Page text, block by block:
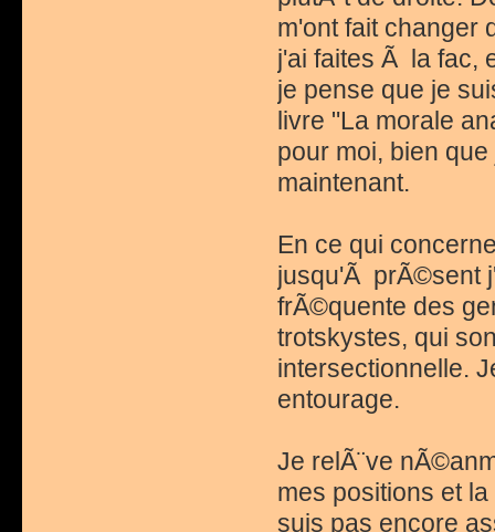
m'ont fait changer
j'ai faites Ã la fac,
je pense que je
livre "La morale
pour moi, bien
maintenant.
En ce qui
jusqu'Ã prÃ©sent
frÃ©quente des
trotskystes, qui
intersectionnelle.
entourage.
Je relÃ¨ve
mes positions et
suis pas encore